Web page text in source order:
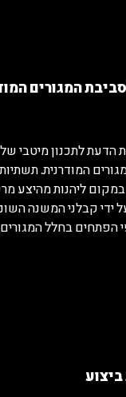
המגורים
לתכנון מיטבי
המודרנית.
ליהנות מהיצע
קבלני המשנה
בחלל המגורים,